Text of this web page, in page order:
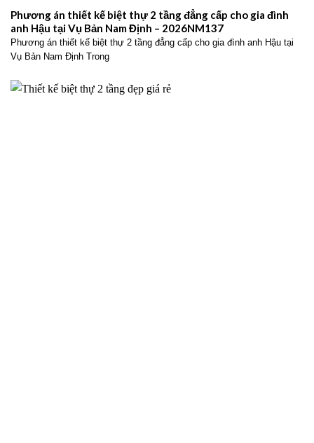
Phương án thiết kế biệt thự 2 tầng đẳng cấp cho gia đình
anh Hậu tại Vụ Bản Nam Định – 2026NM137
Phương án thiết kế biệt thự 2 tầng đẳng cấp cho gia đình anh Hậu tại
Vụ Bản Nam Định Trong